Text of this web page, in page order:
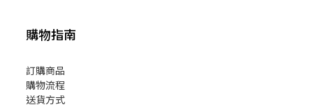
購物指南
訂購商品
購物流程
送貨方式